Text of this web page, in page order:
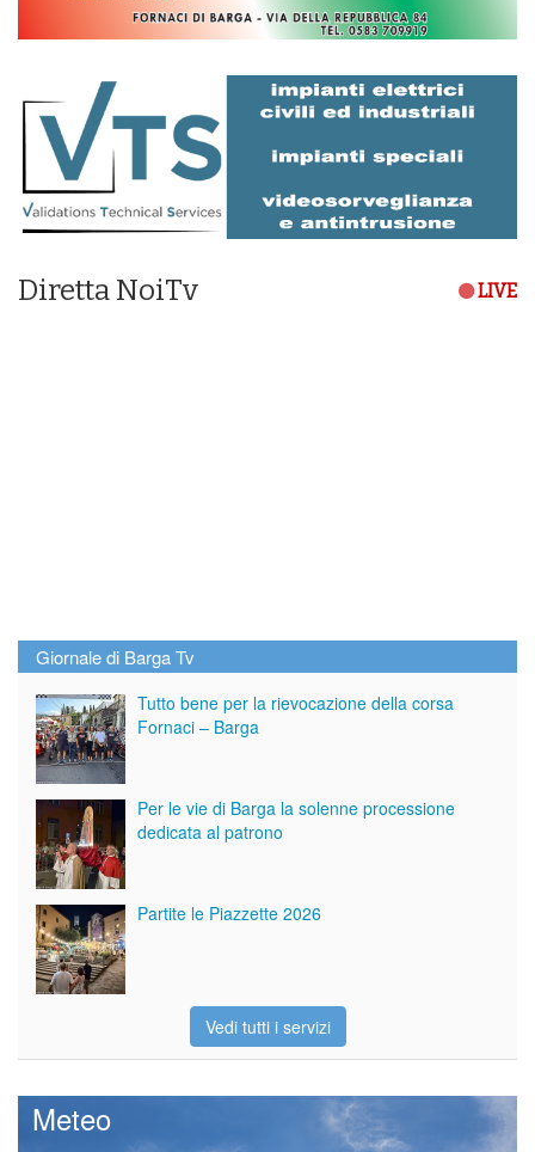
Diretta NoiTv LIVE
Giornale di Barga Tv
Tutto bene per la rievocazione della corsa
Fornaci – Barga
Per le vie di Barga la solenne processione
dedicata al patrono
Partite le Piazzette 2026
Vedi tutti i servizi
Meteo